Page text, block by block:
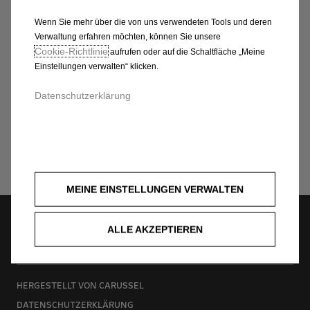
Akármigasse 12., 1111 Wien
1122334455
HERGESTELLT VON CARUSSEL
DATENSCHUTZERKLÄRUNG
Wenn Sie mehr über die von uns verwendeten Tools und deren
Verwaltung erfahren möchten, können Sie unsere
Cookie‑Richtlinieaufrufen oder auf die Schaltfläche „Meine
Einstellungen verwalten“ klicken.
Datenschutzerklärung
MEINE EINSTELLUNGEN VERWALTEN
ALLE AKZEPTIEREN